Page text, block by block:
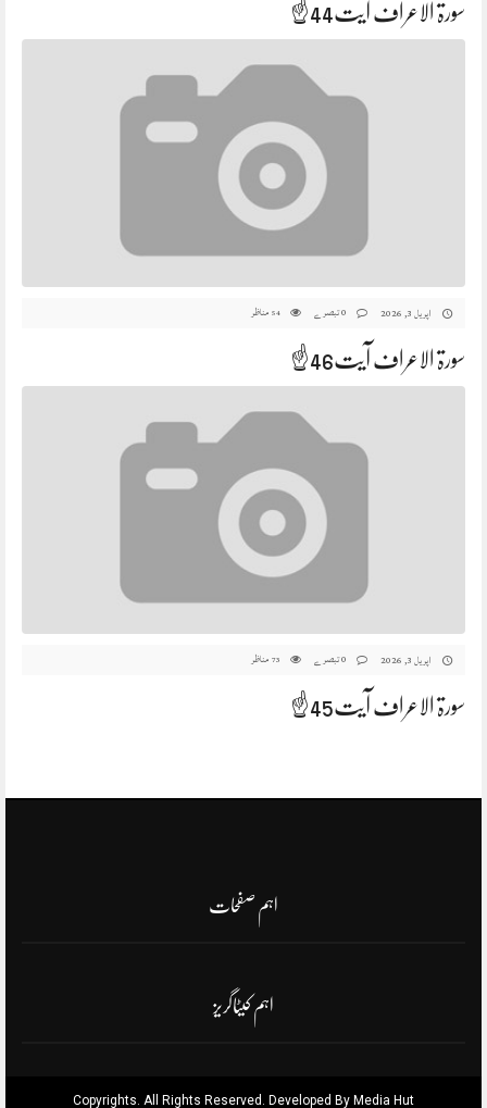
سورۃ الاعراف آیت44☝️
اپریل 3, 2026 54 مناظر
سورۃ الاعراف آیت46☝️
اپریل 3, 2026 73 مناظر
سورۃ الاعراف آیت45☝️
اہم صفحات
اہم کیٹاگریز
Copyrights. All Rights Reserved. Developed By Media Hut